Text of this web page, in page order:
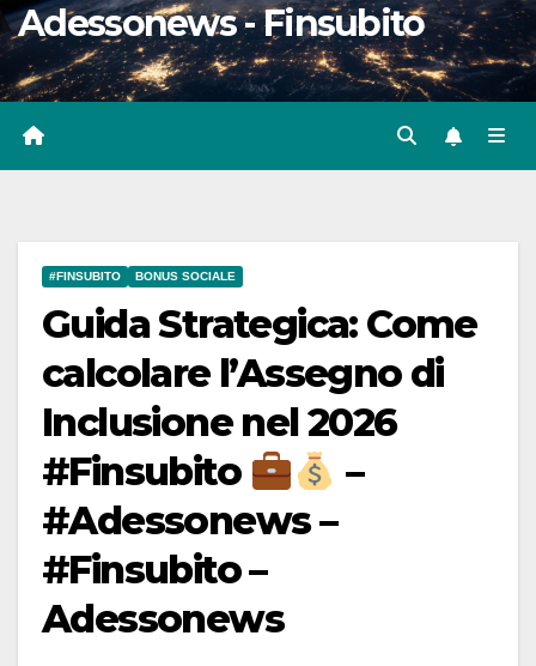
Adessonews - Finsubito
#FINSUBITO BONUS SOCIALE
Guida Strategica: Come
calcolare l’Assegno di
Inclusione nel 2026
#Finsubito
–
#Adessonews –
#Finsubito –
Adessonews